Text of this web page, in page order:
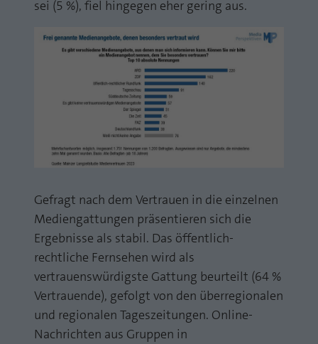
sei (5 %), fiel hingegen eher gering aus.
Gefragt nach dem Vertrauen in die einzelnen
Mediengattungen präsentieren sich die
Ergebnisse als stabil. Das öffentlich-
rechtliche Fernsehen wird als
vertrauenswürdigste Gattung beurteilt (64 %
Vertrauende), gefolgt von den überregionalen
und regionalen Tageszeitungen. Online-
Nachrichten aus Gruppen in